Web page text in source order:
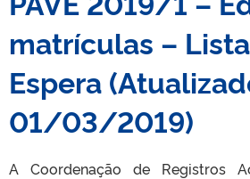
matrículas –
Espera
01/03/2019)
A Coordenação de Registros